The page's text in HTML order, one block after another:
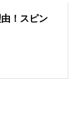
！スピン